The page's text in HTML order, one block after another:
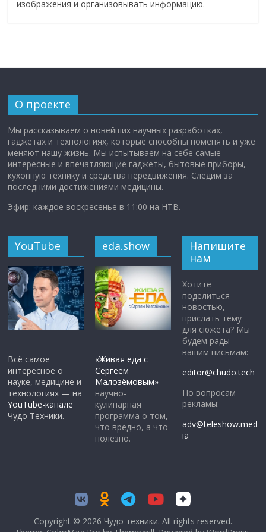
изображения и организовывать информацию.
О проекте
Мы рассказываем о новейших научных разработках,
гаджетах и технологиях, которые способны поменять и уже
меняют нашу жизнь. Мы испытываем на себе самые
интересные и впечатляющие гаджеты, бытовые приборы,
кухонную технику и средства передвижения. Следим за
последними достижениями медицины.
Эфир: каждое воскресенье в 11:00 на НТВ.
YouTube
Всё самое
интересное о
науке, медицине и
технологиях — на
YouTube-канале
Чудо Техники.
eda.show
«Живая еда с
Сергеем
Малозёмовым» —
научно-
кулинарная
программа о том,
что вредно, а что
полезно.
Напишите
нам
Хотите
поделиться
новостью,
прислать тему
для сюжета? Мы
будем рады
вашим письмам:
editor@chudo.tech
По вопросам
рекламы:
adv@teleshow.med
ia
Copyright © 2026 Чудо техники. All rights reserved.